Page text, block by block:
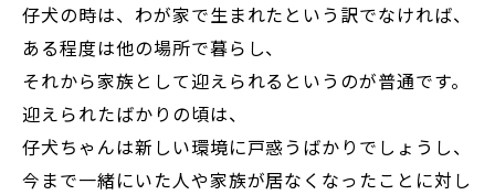
仔犬の時は、わが家で生まれたという訳でなければ、
ある程度は他の場所で暮らし、
それから家族として迎えられるというのが普通です。
迎えられたばかりの頃は、
仔犬ちゃんは新しい環境に戸惑うばかりでしょうし、
今まで一緒にいた人や家族が居なくなったことに対し